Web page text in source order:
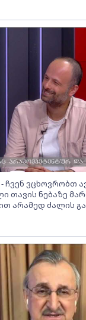
- ჩვენ ვცხოვრობთ
თავის ნებაზე
არამედ ძალის